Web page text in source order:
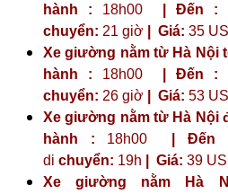
hành : 18h00 | Đến :
chuyển: 21 giờ | Giá: 35
Xe giường nằm từ Hà Nội
hành : 18h00 | Đến :
chuyển: 26 giờ | Giá: 53
Xe giường nằm từ Hà Nội
hành : 18h00 | Đến
di chuyển: 19h Giá: 39
Xe giường nằm Hà